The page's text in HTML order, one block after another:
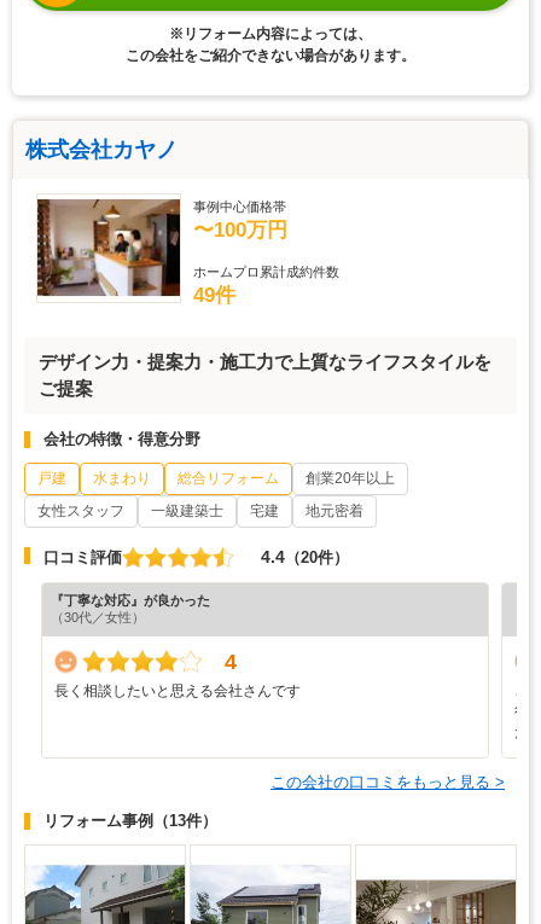
※リフォーム内容によっては、
この会社をご紹介できない場合があります。
株式会社カヤノ
事例中心価格帯
〜100万円
ホームプロ累計成約件数
49件
デザイン力・提案力・施工力で上質なライフスタイルを
ご提案
会社の特徴・得意分野
戸建 水まわり 総合リフォーム
創業20年以上
女性スタッフ
一級建築士 宅建 地元密着
口コミ評価 4.4 （20件）
『丁寧な対応』が良かった
（30代／女性）
4
長く相談したいと思える会社さんです
こ
行
た
この会社の口コミをもっと見る >
リフォーム事例 （13件）